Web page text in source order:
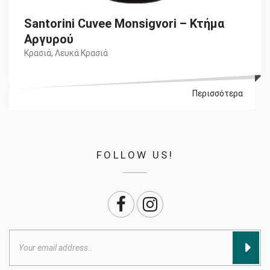
Santorini Cuvee Monsigνori – Κτήμα
Αργυρού
Κρασιά, Λευκά Κρασιά
Περισσότερα
FOLLOW US!